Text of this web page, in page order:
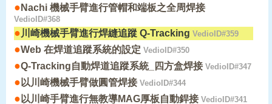
● Nachi 機械手臂進行管帽和端板之全周焊接
VedioID#368
● 川崎機械手臂進行焊縫追蹤 Q-Tracking VedioID#359
●Web 在焊道追蹤系統的設定 VedioID#350
●Q-Tracking自動焊道追蹤系統_四方盒焊接VedioID#347
● 以川崎機械手臂做圓管焊接VedioID#344
● 以川崎手臂進行無教導MAG厚板自動銲接VedioID#341